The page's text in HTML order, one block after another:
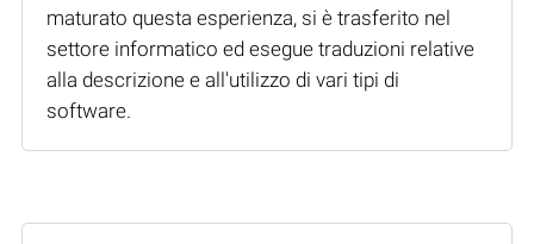
maturato questa esperienza, si è trasferito nel
settore informatico ed esegue traduzioni relative
alla descrizione e all'utilizzo di vari tipi di
software.